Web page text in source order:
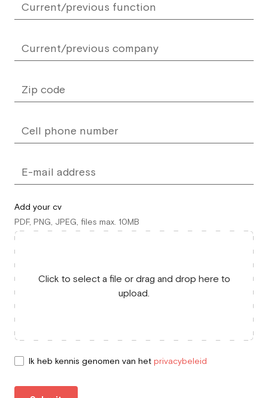
Add your cv
PDF, PNG, JPEG, files max. 10MB
Click to select a file or drag and drop here to
upload.
Ik heb kennis genomen van het privacybeleid